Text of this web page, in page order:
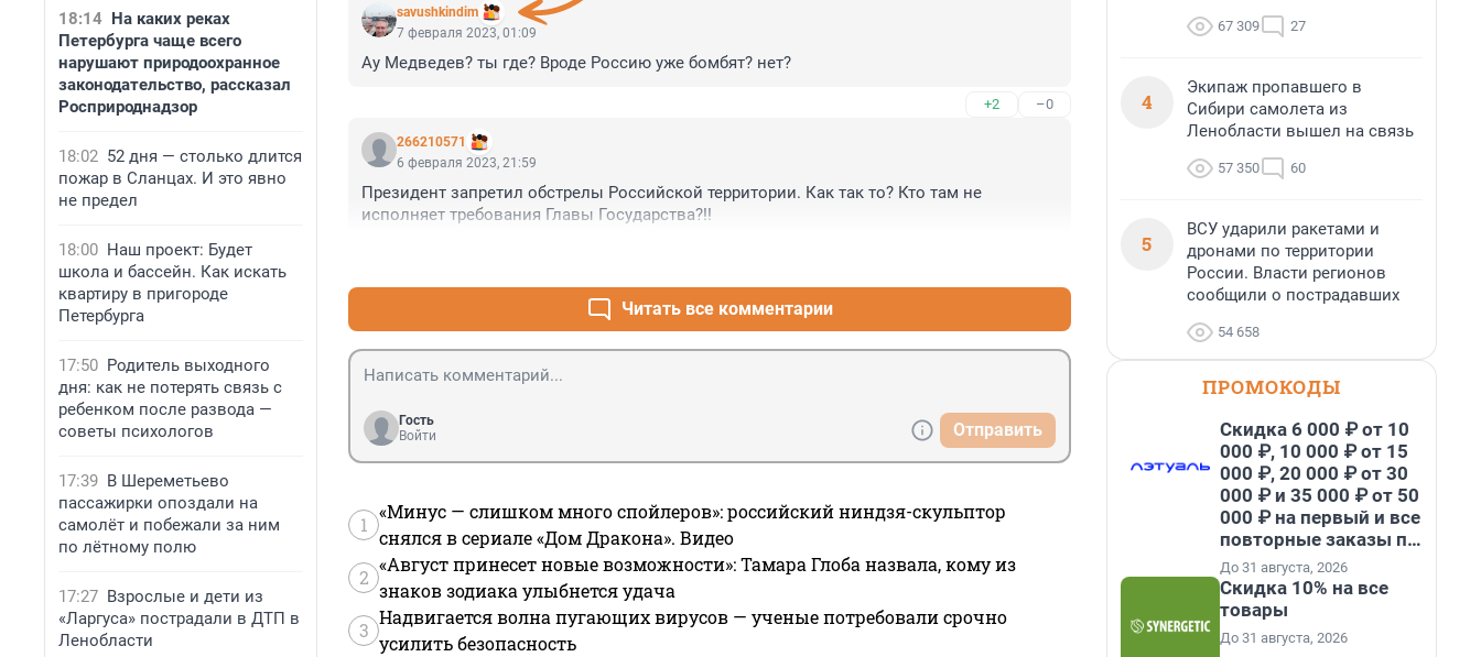
18:14 На каких реках
Петербурга чаще всего
нарушают природоохранное
законодательство, рассказал
Росприроднадзор
18:02 52 дня — столько длится
пожар в Сланцах. И это явно
не предел
18:00 Наш проект: Будет
школа и бассейн. Как искать
квартиру в пригороде
Петербурга
17:50 Родитель выходного
дня: как не потерять связь с
ребенком после развода —
советы психологов
17:39 В Шереметьево
пассажирки опоздали на
самолёт и побежали за ним
по лётному полю
17:27 Взрослые и дети из
«Ларгуса» пострадали в ДТП в
Ленобласти
savushkindim
7 февраля 2023, 01:09
Ау Медведев? ты где? Вроде Россию уже бомбят? нет?
+2 –0
266210571
6 февраля 2023, 21:59
Президент запретил обстрелы Российской территории. Как так то? Кто там не
исполняет требования Главы Государства?!!
Читать все комментарии
Гость
Войти
Отправить
1
«Минус — слишком много спойлеров»: российский ниндзя-скульптор
снялся в сериале «Дом Дракона». Видео
2
«Август принесет новые возможности»: Тамара Глоба назвала, кому из
знаков зодиака улыбнется удача
3
Надвигается волна пугающих вирусов — ученые потребовали срочно
усилить безопасность
67 309 27
4
Экипаж пропавшего в
Сибири самолета из
Ленобласти вышел на связь
57 350 60
5
ВСУ ударили ракетами и
дронами по территории
России. Власти регионов
сообщили о пострадавших
54 658
ПРОМОКОДЫ
Скидка 6 000 ₽ от 10
000 ₽, 10 000 ₽ от 15
000 ₽, 20 000 ₽ от 30
000 ₽ и 35 000 ₽ от 50
000 ₽ на первый и все
повторные заказы по
промокоду НАБЕРИ
До 31 августа, 2026
Скидка 10% на все
товары
До 31 августа, 2026